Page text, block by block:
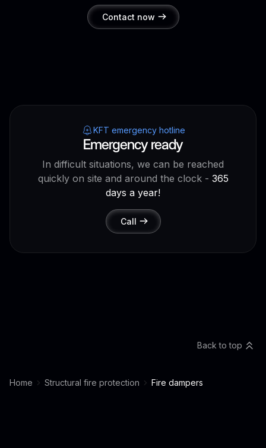
Contact now
KFT emergency hotline
Emergency ready
In difficult situations, we can be reached
quickly on site and around the clock - 365
days a year!
Call
Home Structural fire protection Fire dampers
Back to top